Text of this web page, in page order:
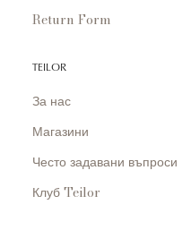
Return Form
TEILOR
За нас
Магазини
Често задавани въпроси
Клуб Teilor